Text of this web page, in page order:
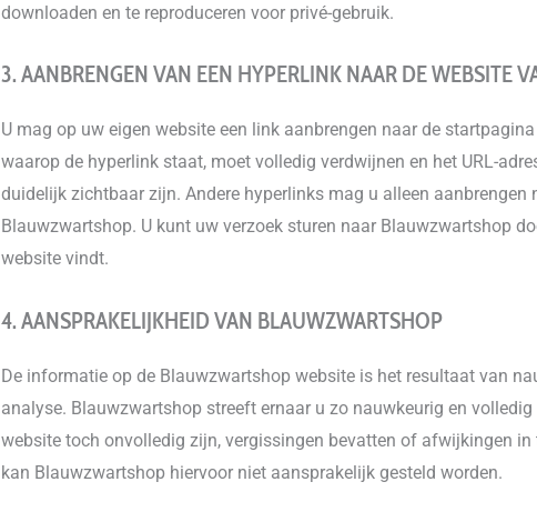
downloaden en te reproduceren voor privé-gebruik.
3. AANBRENGEN VAN EEN HYPERLINK NAAR DE WEBSITE
U mag op uw eigen website een link aanbrengen naar de
waarop de hyperlink staat, moet volledig verdwijnen en het URL-
duidelijk zichtbaar zijn. Andere hyperlinks mag u alleen
Blauwzwartshop. U kunt uw verzoek sturen naar Blauwzwartshop
website vindt.
4. AANSPRAKELIJKHEID VAN BLAUWZWARTSHOP
De informatie op de Blauwzwartshop website is het resultaat van
analyse. Blauwzwartshop streeft ernaar u zo nauwkeurig en
website toch onvolledig zijn, vergissingen bevatten of afwijkingen
kan Blauwzwartshop hiervoor niet aansprakelijk gesteld worden.